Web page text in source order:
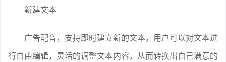
新建文本
广告配音，支持即时建立新的文本，用户可以对文本进
行自由编辑，灵活的调整文本内容，从而转换出自己满意的